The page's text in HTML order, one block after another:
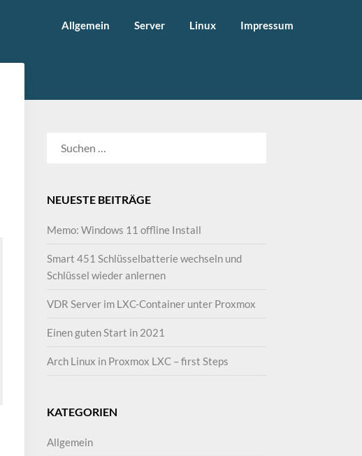
Allgemein Server Linux Impressum
NEUESTE BEITRÄGE
Memo: Windows 11 offline Install
Smart 451 Schlüsselbatterie wechseln und
Schlüssel wieder anlernen
VDR Server im LXC-Container unter Proxmox
Einen guten Start in 2021
Arch Linux in Proxmox LXC – first Steps
KATEGORIEN
Allgemein